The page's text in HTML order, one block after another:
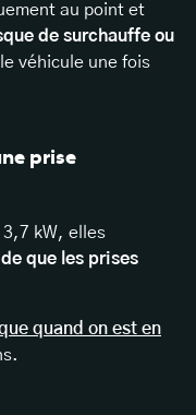
au point et
de surchauffe ou
véhicule une fois
prise
3,7 kW, elles
que les prises
quand on est en